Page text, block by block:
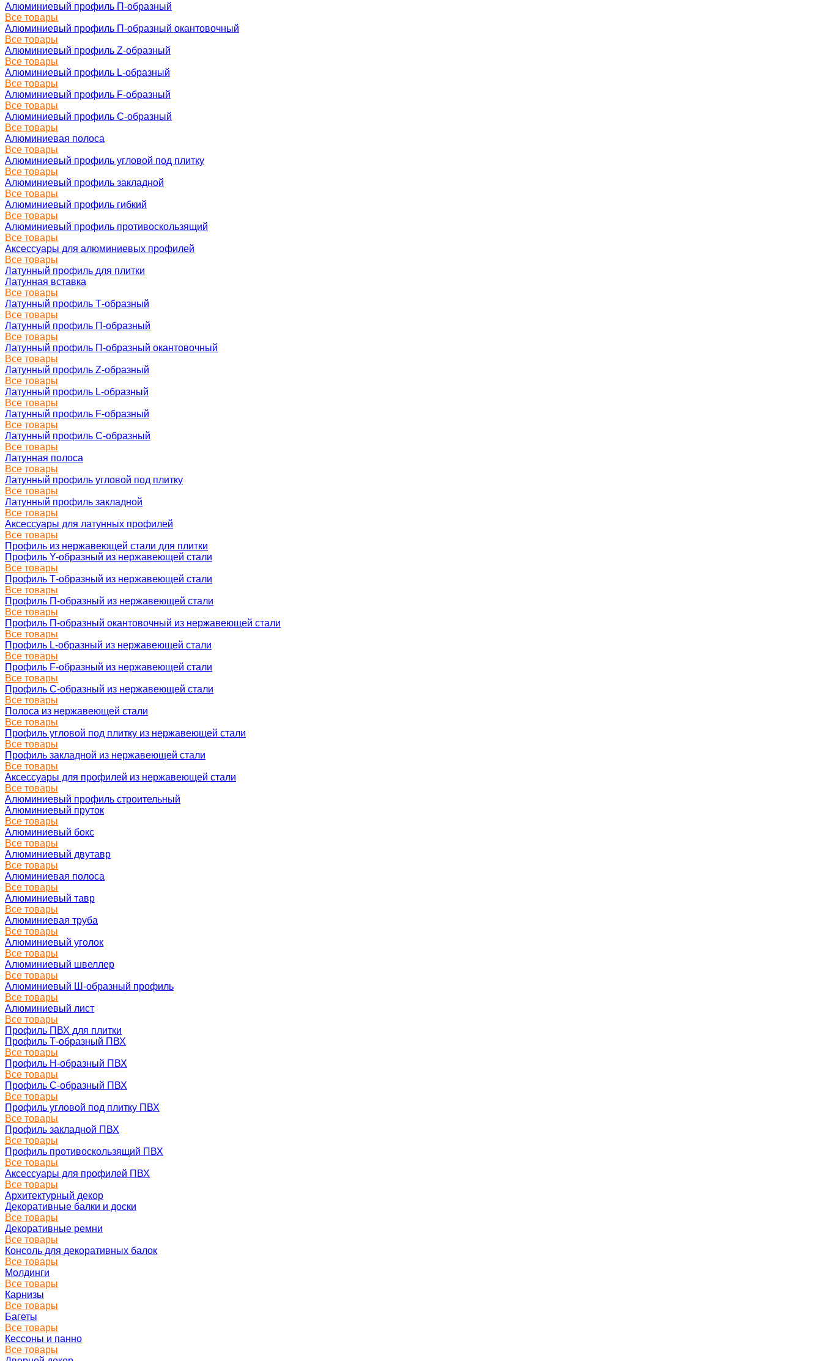
Алюминиевый профиль П-образный
Все товары
Алюминиевый профиль П-образный окантовочный
Все товары
Алюминиевый профиль Z-образный
Все товары
Алюминиевый профиль L-образный
Все товары
Алюминиевый профиль F-образный
Все товары
Алюминиевый профиль C-образный
Все товары
Алюминиевая полоса
Все товары
Алюминиевый профиль угловой под плитку
Все товары
Алюминиевый профиль закладной
Все товары
Алюминиевый профиль гибкий
Все товары
Алюминиевый профиль противоскользящий
Все товары
Аксессуары для алюминиевых профилей
Все товары
Латунный профиль для плитки
Латунная вставка
Все товары
Латунный профиль Т-образный
Все товары
Латунный профиль П-образный
Все товары
Латунный профиль П-образный окантовочный
Все товары
Латунный профиль Z-образный
Все товары
Латунный профиль L-образный
Все товары
Латунный профиль F-образный
Все товары
Латунный профиль C-образный
Все товары
Латунная полоса
Все товары
Латунный профиль угловой под плитку
Все товары
Латунный профиль закладной
Все товары
Аксессуары для латунных профилей
Все товары
Профиль из нержавеющей стали для плитки
Профиль Y-образный из нержавеющей стали
Все товары
Профиль Т-образный из нержавеющей стали
Все товары
Профиль П-образный из нержавеющей стали
Все товары
Профиль П-образный окантовочный из нержавеющей стали
Все товары
Профиль L-образный из нержавеющей стали
Все товары
Профиль F-образный из нержавеющей стали
Все товары
Профиль C-образный из нержавеющей стали
Все товары
Полоса из нержавеющей стали
Все товары
Профиль угловой под плитку из нержавеющей стали
Все товары
Профиль закладной из нержавеющей стали
Все товары
Аксессуары для профилей из нержавеющей стали
Все товары
Алюминиевый профиль строительный
Алюминиевый пруток
Все товары
Алюминиевый бокс
Все товары
Алюминиевый двутавр
Все товары
Алюминиевая полоса
Все товары
Алюминиевый тавр
Все товары
Алюминиевая труба
Все товары
Алюминиевый уголок
Все товары
Алюминиевый швеллер
Все товары
Алюминиевый Ш-образный профиль
Все товары
Алюминиевый лист
Все товары
Профиль ПВХ для плитки
Профиль Т-образный ПВХ
Все товары
Профиль H-образный ПВХ
Все товары
Профиль C-образный ПВХ
Все товары
Профиль угловой под плитку ПВХ
Все товары
Профиль закладной ПВХ
Все товары
Профиль противоскользящий ПВХ
Все товары
Аксессуары для профилей ПВХ
Все товары
Архитектурный декор
Декоративные балки и доски
Все товары
Декоративные ремни
Все товары
Консоль для декоративных балок
Все товары
Молдинги
Все товары
Карнизы
Все товары
Багеты
Все товары
Кессоны и панно
Все товары